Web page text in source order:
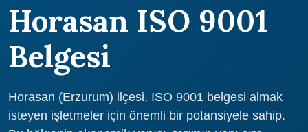
Horasan ISO 9001
Belgesi
Horasan (Erzurum) ilçesi, ISO 9001 belgesi almak
isteyen işletmeler için önemli bir potansiyele sahip.